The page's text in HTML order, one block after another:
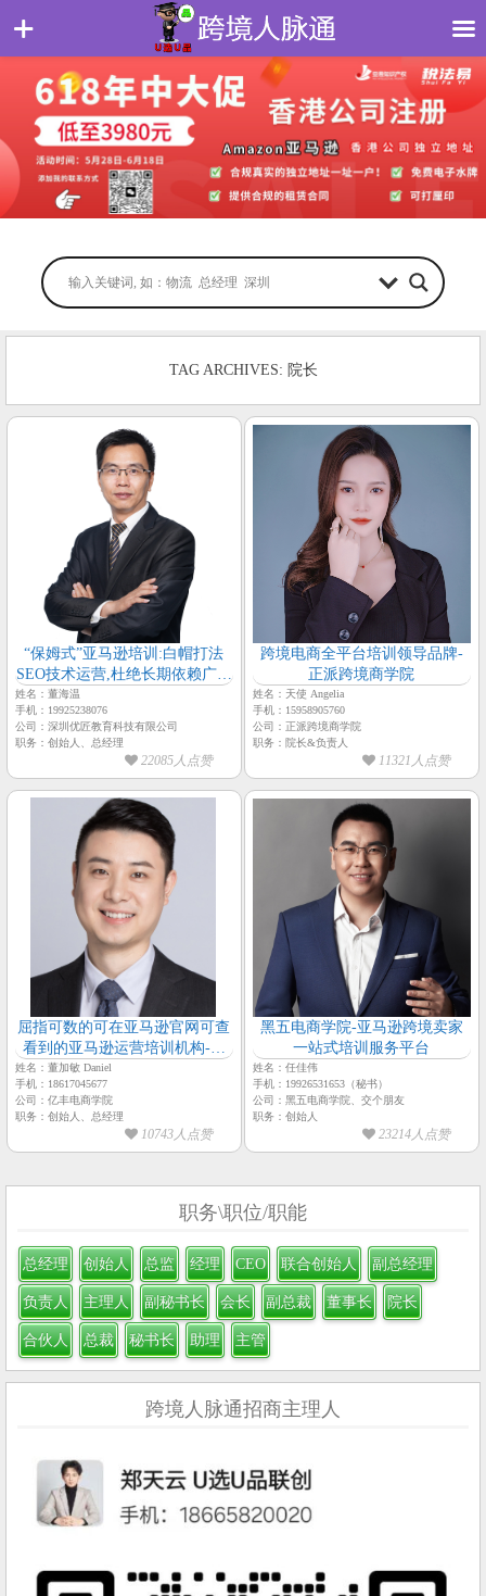
TAG ARCHIVES: 院长
“保姆式”亚马逊培训:白帽打法
SEO技术运营,杜绝长期依赖广告
投放,董海温老师亲自授课-【优
匠教育-总经理-董海温】
姓名：董海温
手机：19925238076
公司：深圳优匠教育科技有限公司
职务：创始人、总经理
22085人点赞
跨境电商全平台培训领导品牌-
正派跨境商学院
姓名：天使 Angelia
手机：15958905760
公司：正派跨境商学院
职务：院长&负责人
11321人点赞
屈指可数的可在亚马逊官网可查
看到的亚马逊运营培训机构-亿
丰电商学院
姓名：董加敏 Daniel
手机：18617045677
公司：亿丰电商学院
职务：创始人、总经理
10743人点赞
黑五电商学院-亚马逊跨境卖家
一站式培训服务平台
姓名：任佳伟
手机：19926531653（秘书）
公司：黑五电商学院、交个朋友
职务：创始人
23214人点赞
职务\职位/职能
总经理 创始人 总监 经理 CEO 联合创始人 副总经理
负责人 主理人 副秘书长 会长 副总裁 董事长 院长
合伙人 总裁 秘书长 助理 主管
跨境人脉通招商主理人